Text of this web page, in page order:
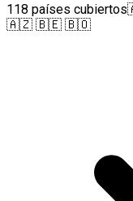
118 países cubiertos
🇦🇿 🇧🇪 🇧🇴